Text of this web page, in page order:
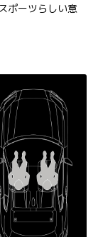
ポーツらしい意